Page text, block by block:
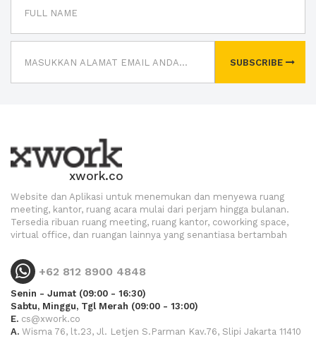
SUBSCRIBE
xwork.co
Website dan Aplikasi untuk menemukan dan menyewa ruang
meeting, kantor, ruang acara mulai dari perjam hingga bulanan.
Tersedia ribuan ruang meeting, ruang kantor, coworking space,
virtual office, dan ruangan lainnya yang senantiasa bertambah
+62 812 8900 4848
Senin - Jumat (09:00 - 16:30)
Sabtu, Minggu, Tgl Merah (09:00 - 13:00)
E. cs@xwork.co
A. Wisma 76, lt.23, Jl. Letjen S.Parman Kav.76, Slipi Jakarta 11410